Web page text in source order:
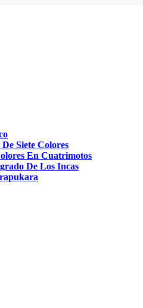
Siete Colores
En Cuatrimotos
De Los Incas